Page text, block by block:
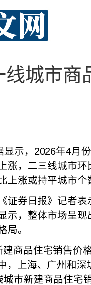
线城市商
示，2026年4月
涨，二三线城市
上涨或持平城市个
证券日报》记者
示，整体市场呈
局。
商品住宅销售价
，上海、广州和
市新建商品住宅